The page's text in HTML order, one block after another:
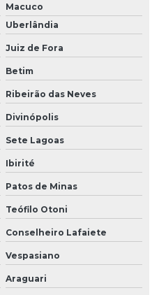
civil
Macuco
Uberlândia
Juiz de Fora
Betim
Ribeirão das Neves
Divinópolis
Sete Lagoas
Ibirité
Patos de Minas
Teófilo Otoni
Conselheiro Lafaiete
Vespasiano
Araguari